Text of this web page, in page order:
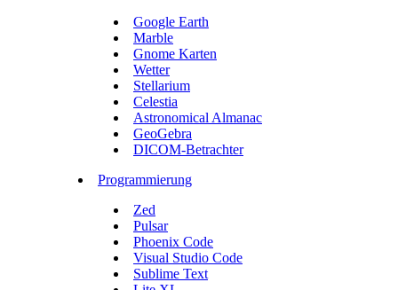
Google Earth
Marble
Gnome Karten
Wetter
Stellarium
Celestia
Astronomical Almanac
GeoGebra
DICOM-Betrachter
Programmierung
Zed
Pulsar
Phoenix Code
Visual Studio Code
Sublime Text